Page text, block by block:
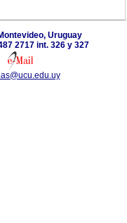
Uruguay
2717 int. 326 y 327